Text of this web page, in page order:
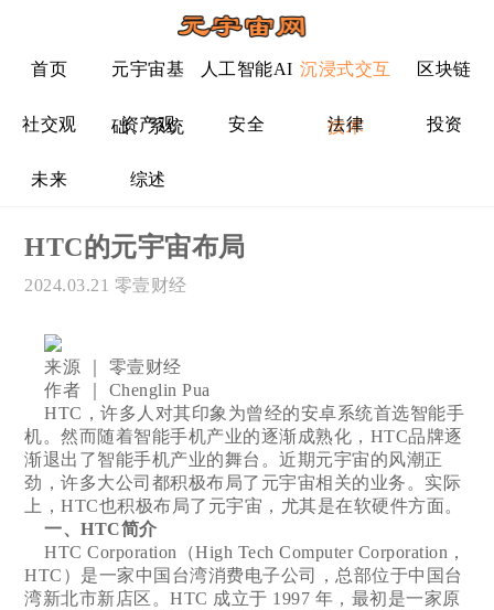
首页 元宇宙基
础、系统
人工智能AI 沉浸式交互
技术
区块链
社交观 资产观 安全 法律 投资
未来 综述
HTC的元宇宙布局
2024.03.21 零壹财经
来源 ｜ 零壹财经
作者 ｜ Chenglin Pua
HTC，许多人对其印象为曾经的安卓系统首选智能手
机。然而随着智能手机产业的逐渐成熟化，HTC品牌逐
渐退出了智能手机产业的舞台。近期元宇宙的风潮正
劲，许多大公司都积极布局了元宇宙相关的业务。实际
上，HTC也积极布局了元宇宙，尤其是在软硬件方面。
一、HTC简介
HTC Corporation（High Tech Computer Corporation，
HTC）是一家中国台湾消费电子公司，总部位于中国台
湾新北市新店区。HTC 成立于 1997 年，最初是一家原